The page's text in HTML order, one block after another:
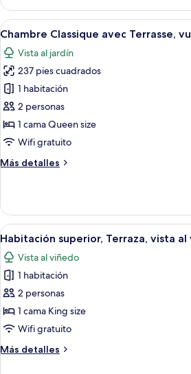
clásica,
vista
al
jardín
Abrir
todas
las
fotos
de
Chambre
Classique
avec
Terrasse,
vue
Un
6
Chambre Classique avec Terrasse,
Vista al jardín
237 pies cuadrados
1 habitación
2 personas
1 cama Queen size
Wifi gratuito
Más detalles
Más
Classique
avec
Terrasse,
vue
jardin
Abrir
todas
las
fotos
de
Habitación
superior,
vista
Una
5
Habitación superior, Terraza, vista al
Vista al viñedo
1 habitación
2 personas
1 cama King size
Wifi gratuito
Más detalles
Más